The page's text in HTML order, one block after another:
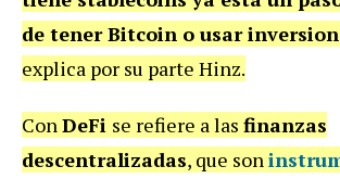
de tener Bitcoin o usar
explica por su parte Hinz.
ConDeFi se refiere a las finanzas
descentralizadas, que son